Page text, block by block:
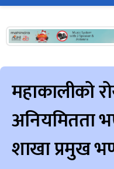
महाकालीको
अनियमितता
शाखा प्रमुख